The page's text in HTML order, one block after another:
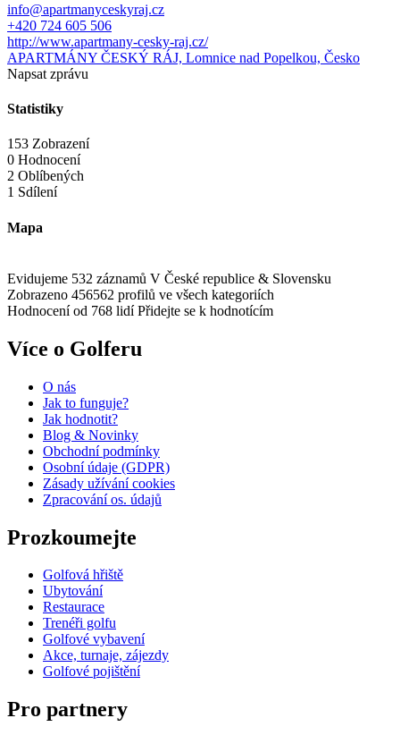
info@apartmanyceskyraj.cz
+420 724 605 506
http://www.apartmany-cesky-raj.cz/
APARTMÁNY ČESKÝ RÁJ, Lomnice nad Popelkou, Česko
Napsat zprávu
Statistiky
153 Zobrazení
0 Hodnocení
2 Oblíbených
1 Sdílení
Mapa
Evidujeme 532 záznamů V České republice & Slovensku
Zobrazeno 456562 profilů ve všech kategoriích
Hodnocení od 768 lidí Přidejte se k hodnotícím
Více o Golferu
O nás
Jak to funguje?
Jak hodnotit?
Blog & Novinky
Obchodní podmínky
Osobní údaje (GDPR)
Zásady užívání cookies
Zpracování os. údajů​
Prozkoumejte
Golfová hřiště
Ubytování
Restaurace
Trenéři golfu
Golfové vybavení
Akce, turnaje, zájezdy
Golfové pojištění
Pro partnery